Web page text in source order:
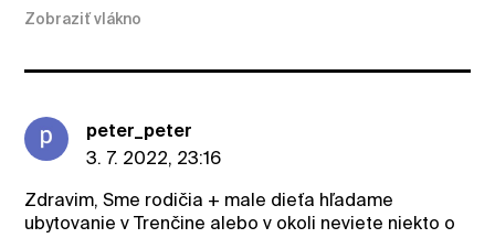
Zobraziť vlákno
peter_peter
3. 7. 2022, 23:16
Zdravim, Sme rodičia + male dieťa hľadame
ubytovanie v Trenčine alebo v okoli neviete niekto o